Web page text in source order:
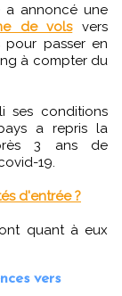
de volsvers
pour passer en
à compter du
ses conditions
a repris la
3 ans de
19.
d'entrée ?
quant à eux
vers